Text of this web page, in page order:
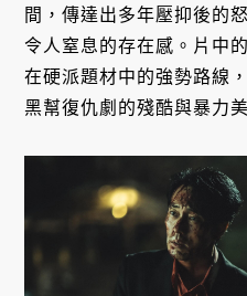
間，傳達出多年壓抑後的
令人窒息的存在感。片中
在硬派題材中的強勢路線
黑幫復仇劇的殘酷與暴力